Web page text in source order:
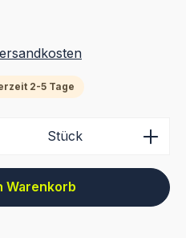
2-5 Tage
gewünschten Wert ein
Stück
Warenkorb